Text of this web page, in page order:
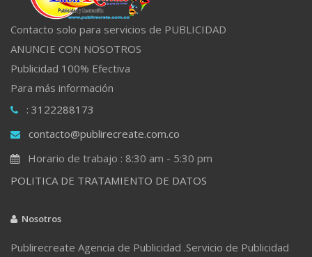
Contacto solo para servicios de PUBLICIDAD
ANUNCIE CON NOSOTROS
Publicidad 100% Efectiva
Para más información
: 3122288173
contacto@publirecreate.com.co
Horario de trabajo : 8:30 am - 5:30 pm
POLITICA DE TRATAMIENTO DE DATOS
Nosotros
Publirecreate Agencia de Publicidad .Servicio de Publicidad